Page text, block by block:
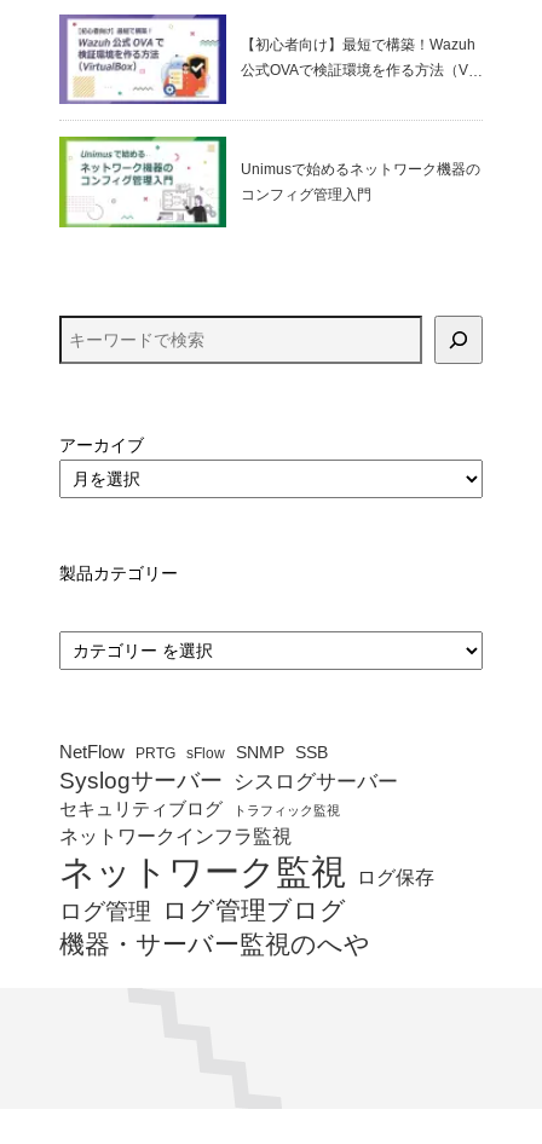
【初心者向け】最短で構築！Wazuh
公式OVAで検証環境を作る方法（Virt
Unimusで始めるネットワーク機器の
コンフィグ管理入門
アーカイブ
製品カテゴリー
カ
テ
ゴ
NetFlow PRTG sFlow SNMP SSB
Syslogサーバー シスログサーバー
セキュリティブログ トラフィック監視
ネットワークインフラ監視
ネットワーク監視 ログ保存
ログ管理
ログ管理ブログ
機器・サーバー監視のへや